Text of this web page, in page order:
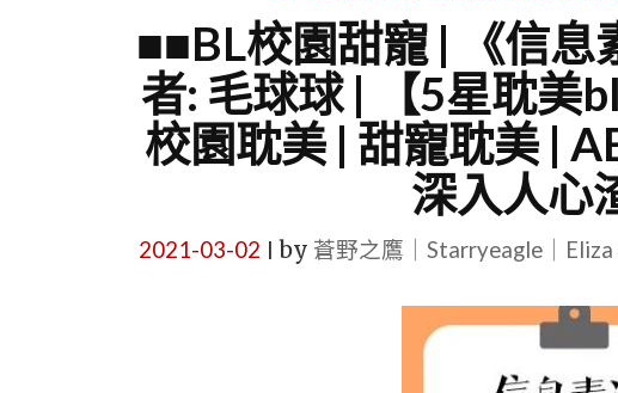
■■BL校園甜寵 | 《信息
者: 毛球球 | 【5星耽美
校園耽美 | 甜寵耽美 |
深入人心
2021-03-02 by 蒼野之鷹｜Starryeagle｜